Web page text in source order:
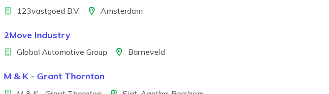
Bedrijf123vastgoed B.V. LocatieAmsterdam
2Move Industry
BedrijfGlobal Automotive Group LocatieBarneveld
M & K - Grant Thornton